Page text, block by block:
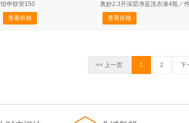
恒申软管150
查看价格
奥妙2.3升深层净蓝洗衣液4瓶／
查看价格
<< 上一页 1 2 下